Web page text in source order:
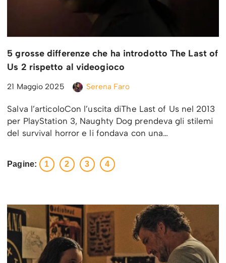
5 grosse differenze che ha introdotto The Last of
Us 2 rispetto al videogioco
21 Maggio 2025 Serena Faro
Salva l’articoloCon l’uscita diThe Last of Us nel 2013
per PlayStation 3, Naughty Dog prendeva gli stilemi
del survival horror e li fondava con una…
Pagine: 1 2 3 4